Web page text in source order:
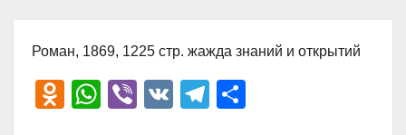
Роман, 1869, 1225 стр. жажда знаний и открытий
O
W
Vi
V
T